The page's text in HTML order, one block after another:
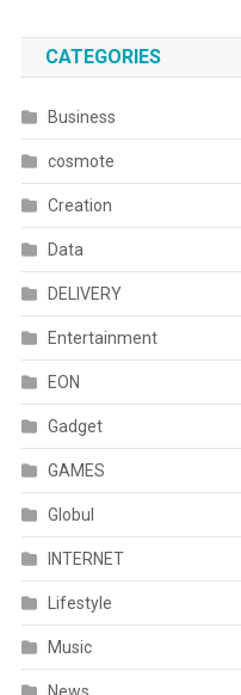
CATEGORIES
Business
cosmote
Creation
Data
DELIVERY
Entertainment
EON
Gadget
GAMES
Globul
INTERNET
Lifestyle
Music